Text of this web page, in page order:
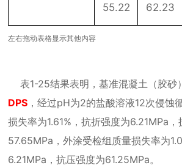
55.22 62.23
左右拖动表格显示其他内容
表1-25结果表明，基准混凝土（胶砂
DPS ，经过pH为2的盐酸溶液12次侵蚀
损失率为1.61% ，抗折强度为6.21MPa
57.65MPa ，外涂受检组质量损失率为
6.21MPa ，抗压强度为61.25MPa。